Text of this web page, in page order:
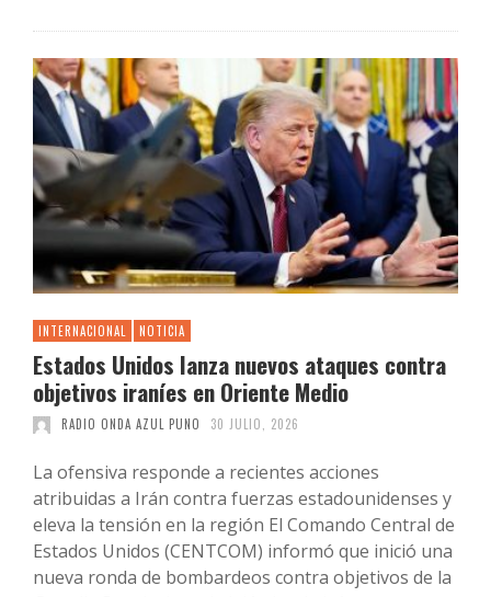
INTERNACIONAL NOTICIA
Estados Unidos lanza nuevos ataques contra
objetivos iraníes en Oriente Medio
RADIO ONDA AZUL PUNO 30 JULIO, 2026
La ofensiva responde a recientes acciones
atribuidas a Irán contra fuerzas estadounidenses y
eleva la tensión en la región El Comando Central de
Estados Unidos (CENTCOM) informó que inició una
nueva ronda de bombardeos contra objetivos de la